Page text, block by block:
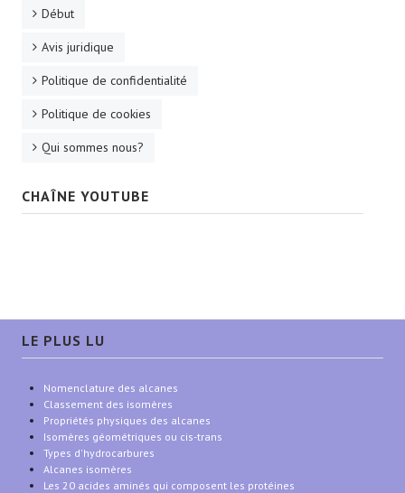
Début
Avis juridique
Politique de confidentialité
Politique de cookies
Qui sommes nous?
CHAÎNE YOUTUBE
LE PLUS LU
Nomenclature des alcanes
Classement des isomères
Propriétés physiques des alcanes
Isomères géométriques ou cis-trans
Types d'hydrocarbures
Alcanes isomères
Les 20 acides aminés qui composent les protéines